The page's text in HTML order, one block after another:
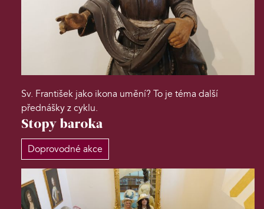
Sv. František jako ikona umění? To je téma další
přednášky z cyklu.
Stopy baroka
Doprovodné akce